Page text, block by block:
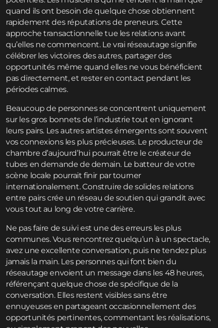
quand ils ont besoin de quelque chose obtiennent
rapidement des réputations de preneurs. Cette
approche transactionnelle tue les relations avant
qu’elles ne commencent. Le vrai réseautage signifie
célébrer les victoires des autres, partager des
opportunités même quand elles ne vous bénéficient
pas directement, et rester en contact pendant les
périodes calmes.
Beaucoup de personnes se concentrent uniquement
sur les gros bonnets de l’industrie tout en ignorant
leurs pairs. Les autres artistes émergents sont souvent
vos connexions les plus précieuses. Le producteur de
chambre d’aujourd’hui pourrait être le créateur de
tubes en demande de demain. Le batteur de votre
scène locale pourrait finir par tourner
internationalement. Construire de solides relations
entre pairs crée un réseau de soutien qui grandit avec
vous tout au long de votre carrière.
Ne pas faire de suivi est une des erreurs les plus
communes. Vous rencontrez quelqu’un à un spectacle,
avez une excellente conversation, puis ne tendez plus
jamais la main. Les personnes qui font bien du
réseautage envoient un message dans les 48 heures,
référençant quelque chose de spécifique de la
conversation. Elles restent visibles sans être
ennuyeuses en partageant occasionnellement des
opportunités pertinentes, commentant les réalisations,